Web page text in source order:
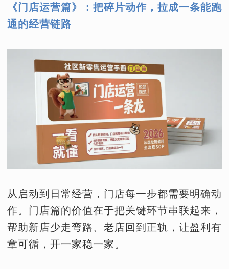
《门店运营篇》：把碎片动作，拉成一条能跑
通的经营链路
从启动到日常经营，门店每一步都需要明确动
作。门店篇的价值在于把关键环节串联起来，
帮助新店少走弯路、老店回到正轨，让盈利有
章可循，开一家稳一家。